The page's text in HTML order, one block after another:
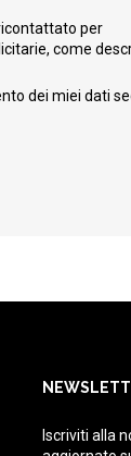
per
come
dei miei dati
Iscriviti alla